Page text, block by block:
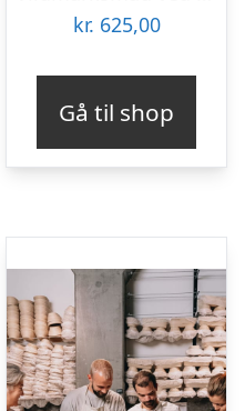
kr. 625,00
Gå til shop